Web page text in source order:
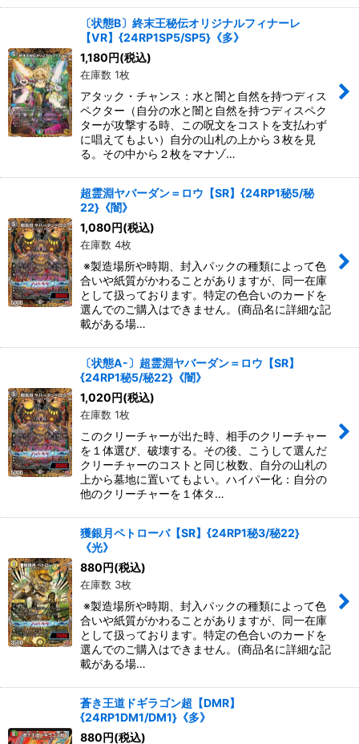
〔状態B〕終末王秘伝オリジナルフィナーレ
【VR】{24RP1SP5/SP5}《多》
1,180円(税込)
在庫数 1枚
アタック・チャンス：水と闇と自然を持つディス
ペクター（自分の水と闇と自然を持つディスペク
ターが攻撃する時、この呪文をコストを支払わず
に唱えてもよい）自分の山札の上から３枚を見
る。その中から２枚をマナゾ…
超霊淵ヤバーダン＝ロウ【SR】{24RP1秘5/秘
22}《闇》
1,080円(税込)
在庫数 4枚
※製造場所や時期、封入パックの種類によって色
合いや紙質がかわることがありますが、同一在庫
として扱っております。特定の色合いのカードを
選んでのご購入はできません。(商品名に詳細な記
載がある場…
〔状態A-〕超霊淵ヤバーダン＝ロウ【SR】
{24RP1秘5/秘22}《闇》
1,020円(税込)
在庫数 1枚
このクリーチャーが出た時、相手のクリーチャー
を１体選び、破壊する。その後、こうして選んだ
クリーチャーのコストと同じ枚数、自分の山札の
上から墓地に置いてもよい。ハイパー化：自分の
他のクリーチャーを１体タ…
獲銀月ペトローバ【SR】{24RP1秘3/秘22}
《光》
880円(税込)
在庫数 3枚
※製造場所や時期、封入パックの種類によって色
合いや紙質がかわることがありますが、同一在庫
として扱っております。特定の色合いのカードを
選んでのご購入はできません。(商品名に詳細な記
載がある場…
蒼き王道ドギラゴン超【DMR】
{24RP1DM1/DM1}《多》
880円(税込)